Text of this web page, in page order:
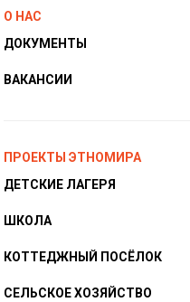
О НАС
ДОКУМЕНТЫ
ВАКАНСИИ
ПРОЕКТЫ ЭТНОМИРА
ДЕТСКИЕ ЛАГЕРЯ
ШКОЛА
КОТТЕДЖНЫЙ ПОСЁЛОК
СЕЛЬСКОЕ ХОЗЯЙСТВО